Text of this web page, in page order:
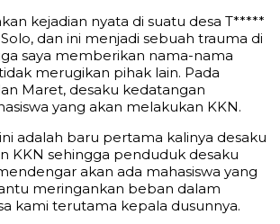
kejadian nyata di suatu desa T*****
dan ini menjadi sebuah trauma di
saya memberikan nama-nama
merugikan pihak lain. Pada
Maret, desaku kedatangan
yang akan melakukan KKN.
adalah baru pertama kalinya desaku
KKN sehingga penduduk desaku
akan ada mahasiswa yang
meringankan beban dalam
kami terutama kepala dusunnya.